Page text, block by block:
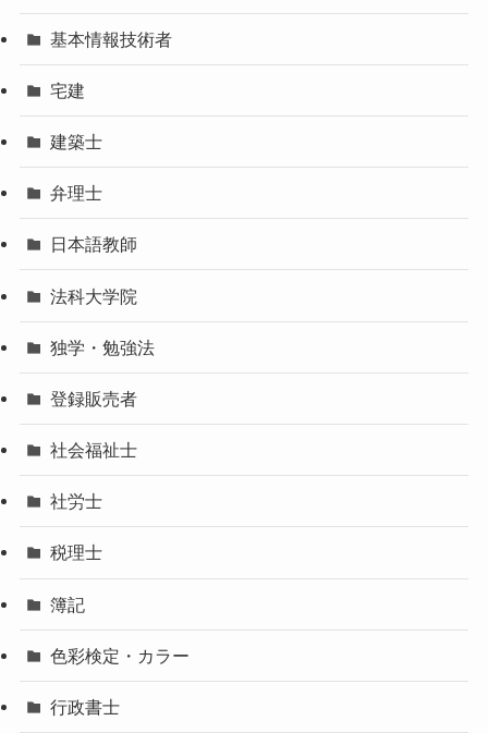
基本情報技術者
宅建
建築士
弁理士
日本語教師
法科大学院
独学・勉強法
登録販売者
社会福祉士
社労士
税理士
簿記
色彩検定・カラー
行政書士